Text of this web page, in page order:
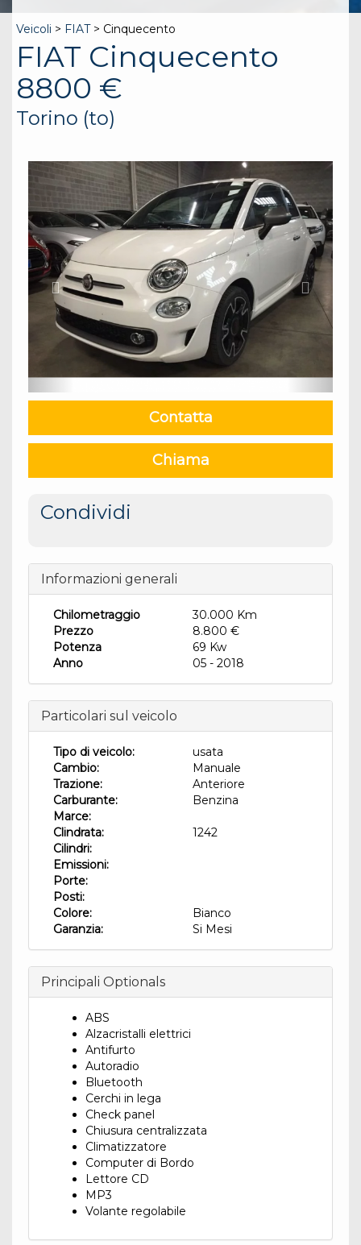
Veicoli > FIAT> Cinquecento
FIAT Cinquecento
8800 €
Torino (to)
Contatta
Chiama
Condividi
Informazioni generali
Chilometraggio
30.000 Km
Prezzo
8.800 €
Potenza
69 Kw
Anno
05 - 2018
Particolari sul veicolo
Tipo di veicolo:
usata
Cambio:
Manuale
Trazione:
Anteriore
Carburante:
Benzina
Marce:
Clindrata:
1242
Cilindri:
Emissioni:
Porte:
Posti:
Colore:
Bianco
Garanzia:
Si Mesi
Principali Optionals
ABS
Alzacristalli elettrici
Antifurto
Autoradio
Bluetooth
Cerchi in lega
Check panel
Chiusura centralizzata
Climatizzatore
Computer di Bordo
Lettore CD
MP3
Volante regolabile